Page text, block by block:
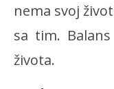
nema svoj
sa tim.
života.